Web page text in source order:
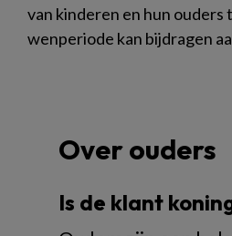
van kinderen en hun ouders
wenperiode kan bijdragen
Over ouders
Is de klant